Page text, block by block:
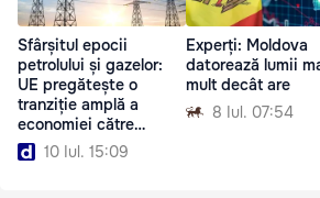
Sfârșitul epocii
petrolului și gazelor:
UE pregătește o
tranziție amplă a
economiei către
energia electrică
10 Iul. 15:09
Experți: Moldova
datorează lumii
mult decât are
8 Iul. 07:54